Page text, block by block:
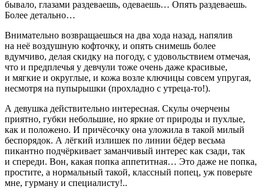
бывало, глазами раздеваешь, одеваешь… Опять раздеваешь.
Более детально…
Внимательно возвращаешься на два хода назад, напялив
на неё воздушную кофточку, и опять снимешь более
вдумчиво, делая скидку на погоду, с удовольствием отмечая,
что и предплечья у девчули тоже очень даже красивые,
и мягкие и округлые, и кожа возле ключицы совсем упругая,
несмотря на пупырышки (прохладно с утреца-то!).
А девушка действительно интересная. Скулы очерчены
приятно, губки небольшие, но яркие от природы и пухлые,
как и положено. И причёсочку она уложила в такой милый
беспорядок. А лёгкий излишек по линии бёдер весьма
пикантно подчёркивает заманчивый интерес как сзади, так
и спереди. Вон, какая попка аппетитная… Это даже не попка,
простите, а нормальный такой, классный попец, уж поверьте
мне, гурману и специалисту!..